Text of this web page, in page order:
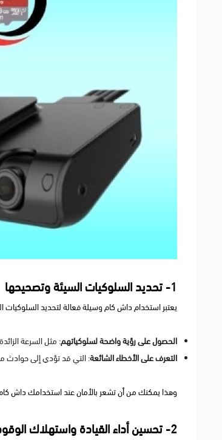
1- تحديد السلوكيات السيئة وتصحيحها
يعتبر استخدام داش كام وسيلة فعالة لتحديد السلوكيات
الحصول على رؤية واضحة لسلوكياتهم: مثل السرعة
التعرف على الأخطاء الشائعة: التي قد تؤدي إلى حوادث
وهذا يمكنك من أن تشعر بالأمان عند استخدامك داش
2- تحسين أداء القيادة واستهلاك الوقود